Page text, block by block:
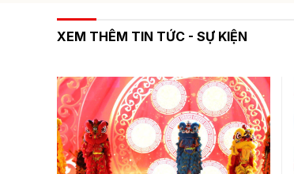
XEM THÊM TIN TỨC - SỰ KIỆN